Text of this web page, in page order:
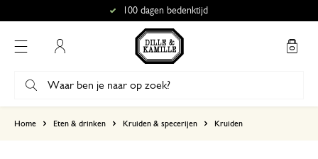
100 dagen bedenktijd
Home Eten & drinken Kruiden & specerijen Kruiden